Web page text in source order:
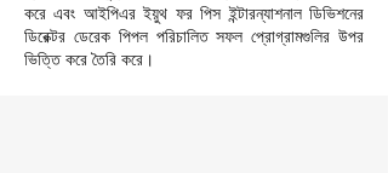
করে এবং আইপিএর ইয়ুথ ফর পিস ইন্টারন্যাশনাল ডিভিশনের
ডিরেক্টর ডেরেক পিপল পরিচালিত সফল প্রোগ্রামগুলির উপর
ভিত্তি করে তৈরি করে।